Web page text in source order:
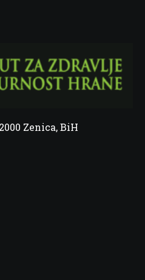
Zenica, BiH